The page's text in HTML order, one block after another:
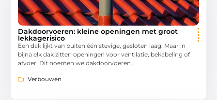
Dakdoorvoeren: kleine openingen met groot
lekkagerisico
Een dak lijkt van buiten één stevige, gesloten laag. Maar in
bijna elk dak zitten openingen voor ventilatie, bekabeling of
afvoer. Dit noemen we dakdoorvoeren.
Verbouwen